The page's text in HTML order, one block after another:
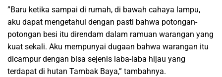
”Baru ketika sampai di rumah, di bawah cahaya lampu,
aku dapat mengetahui dengan pasti bahwa potongan-
potongan besi itu direndam dalam ramuan warangan yang
kuat sekali. Aku mempunyai dugaan bahwa warangan itu
dicampur dengan bisa sejenis laba-laba hijau yang
terdapat di hutan Tambak Baya,” tambahnya.